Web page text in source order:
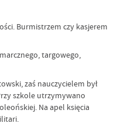
Burmistrzem czy kasjerem
targowego,
zaś nauczycielem był
szkole utrzymywano
Na apel księcia